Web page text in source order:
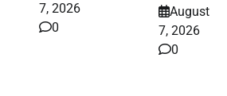
7, 2026
0
August
7, 2026
0